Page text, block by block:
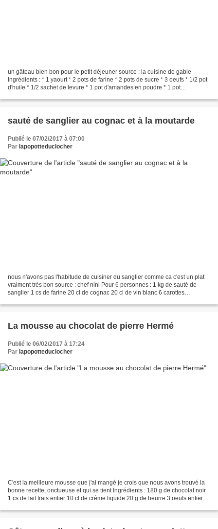
un gâteau bien bon pour le petit déjeuner source : la cuisine de gabie
Ingrédients : * 1 yaourt * 2 pots de farine * 2 pots de sucre * 3 oeufs * 1/2 pot
d'huile * 1/2 sachet de levure * 1 pot d'amandes en poudre * 1 pot
sauté de sanglier au cognac et à la moutarde
Publié le 07/02/2017 à 07:00
Par lapopotteduclocher
nous n'avons pas l'habitude de cuisiner du sanglier comme ca c'est un plat
vraiment très bon source : chef nini Pour 6 personnes : 1 kg de sauté de
sanglier 1 cs de farine 20 cl de cognac 20 cl de vin blanc 6 carottes
La mousse au chocolat de pierre Hermé
Publié le 06/02/2017 à 17:24
Par lapopotteduclocher
C'est la meilleure mousse que j'ai mangé je crois que nous avons trouvé la
bonne recette, onctueuse et qui se tient Ingrédients : 180 g de chocolat noir
1 cs de lait frais entier 10 cl de crème liquide 20 g de beurre 3 oeufs entiers